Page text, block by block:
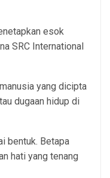
esok
SRC International
yang dicipta
dugaan hidup di
bentuk. Betapa
hati yang tenang